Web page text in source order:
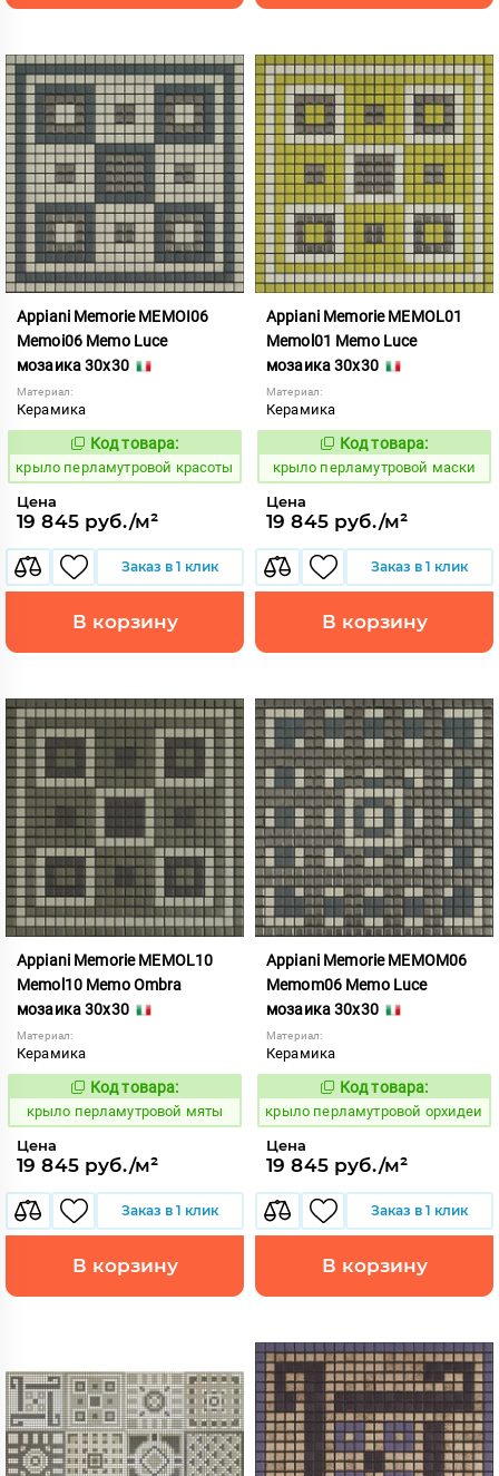
Appiani Memorie MEMOI06
Memoi06 Memo Luce
мозаика 30x30
Материал:
Керамика
837040
Код товара:
крыло перламутровой красоты
Цена
19 845 руб./м²
Заказ в 1 клик
В корзину
Appiani Memorie MEMOL01
Memol01 Memo Luce
мозаика 30x30
Материал:
Керамика
837047
Код товара:
крыло перламутровой маски
Цена
19 845 руб./м²
Заказ в 1 клик
В корзину
Appiani Memorie MEMOL10
Memol10 Memo Ombra
мозаика 30x30
Материал:
Керамика
837056
Код товара:
крыло перламутровой мяты
Цена
19 845 руб./м²
Заказ в 1 клик
В корзину
Appiani Memorie MEMOM06
Memom06 Memo Luce
мозаика 30x30
Материал:
Керамика
837064
Код товара:
крыло перламутровой орхидеи
Цена
19 845 руб./м²
Заказ в 1 клик
В корзину